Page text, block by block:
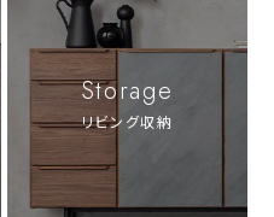
Storage
リビング収納